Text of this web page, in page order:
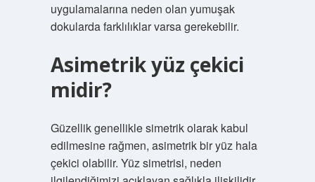
uygulamalarına neden olan yumuşak
dokularda farklılıklar varsa gerekebilir.
Asimetrik yüz çekici
midir?
Güzellik genellikle simetrik olarak kabul
edilmesine rağmen, asimetrik bir yüz hala
çekici olabilir. Yüz simetrisi, neden